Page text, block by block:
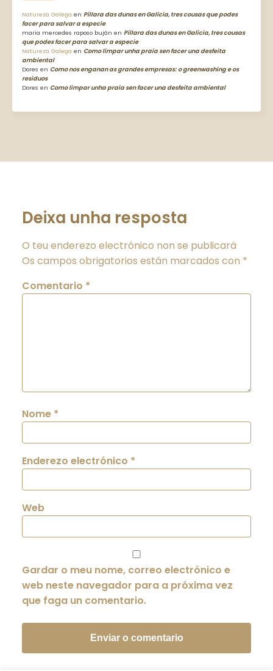
Natureza Galega en Píllara das dunas en Galicia, tres cousas que podes
facer para salvar a especie
maria mercedes raposo buján en Píllara das dunas en Galicia, tres cousas
que podes facer para salvar a especie
Natureza Galega en Como limpar unha praia sen facer una desfeita
ambiental
Dores en Como nos enganan as grandes empresas: o greenwashing e os
residuos
Dores en Como limpar unha praia sen facer una desfeita ambiental
Deixa unha resposta
O teu enderezo electrónico non se publicará
Os campos obrigatorios están marcados con *
Comentario *
Nome *
Enderezo electrónico *
Web
Gardar o meu nome, correo electrónico e
web neste navegador para a próxima vez
que faga un comentario.